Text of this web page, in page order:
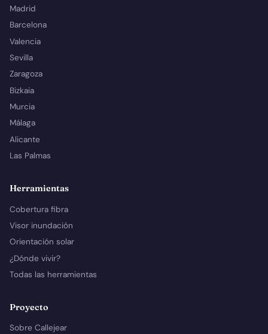
Madrid
Barcelona
Valencia
Sevilla
Zaragoza
Bizkaia
Murcia
Málaga
Alicante
Las Palmas
Herramientas
Cobertura fibra
Visor inundación
Orientación solar
¿Dónde vivir?
Todas las herramientas
Proyecto
Sobre Callejear